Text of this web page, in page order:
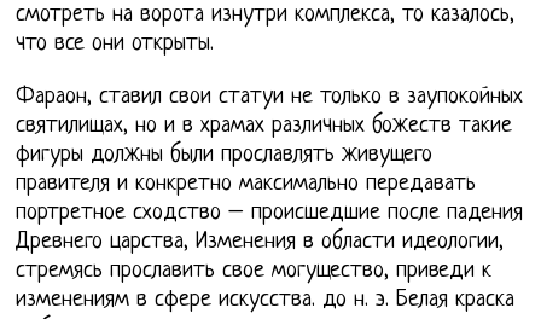
смотреть на ворота изнутри комплекса, то казалось,
что все они открыты.
Фараон, ставил свои статуи не только в заупокойных
святилищах, но и в храмах различных божеств такие
фигуры должны были прославлять живущего
правителя и конкретно максимально передавать
портретное сходство – происшедшие после падения
Древнего царства, Изменения в области идеологии,
стремясь прославить свое могущество, приведи к
изменениям в сфере искусства. до н. э. Белая краска